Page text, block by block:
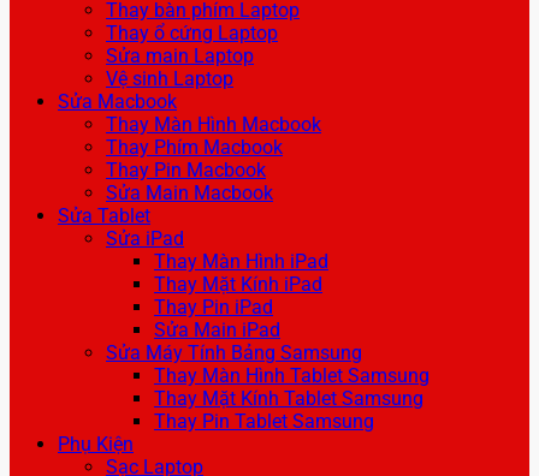
Thay bàn phím Laptop
Thay ổ cứng Laptop
Sửa main Laptop
Vệ sinh Laptop
Sửa Macbook
Thay Màn Hình Macbook
Thay Phím Macbook
Thay Pin Macbook
Sửa Main Macbook
Sửa Tablet
Sửa iPad
Thay Màn Hình iPad
Thay Mặt Kính iPad
Thay Pin iPad
Sửa Main iPad
Sửa Máy Tính Bảng Samsung
Thay Màn Hình Tablet Samsung
Thay Mặt Kính Tablet Samsung
Thay Pin Tablet Samsung
Phụ Kiện
Sạc Laptop